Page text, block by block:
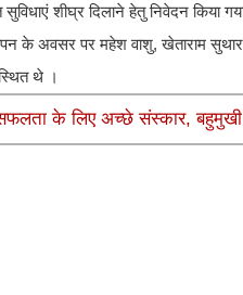
सुविधाएं शीघ्र दिलाने हेतु निवेदन
अवसर पर महेश वाशु, खेताराम सुथार,
थे ।
के लिए अच्छे संस्कार,